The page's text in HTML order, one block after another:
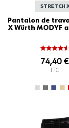
STRETCH
Pantalon de
X Würth MODYF
74,40 €
TTC